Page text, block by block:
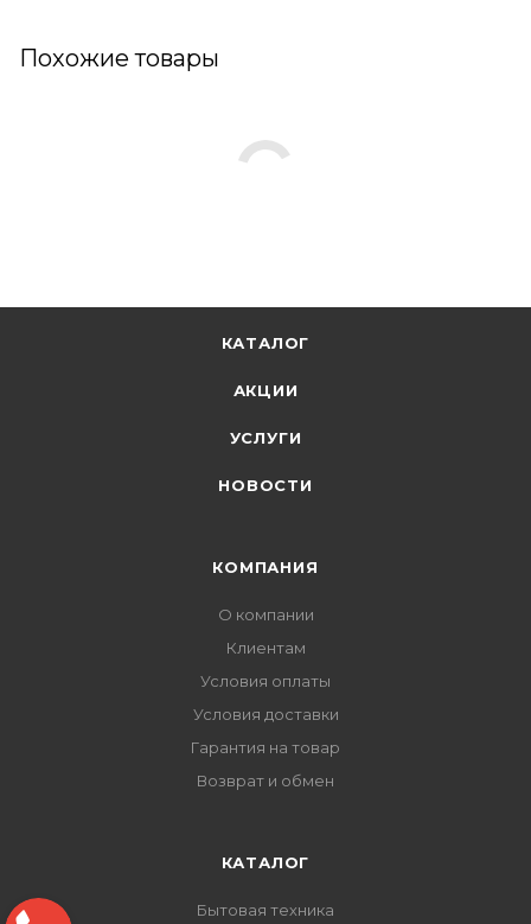
Похожие товары
КАТАЛОГ
АКЦИИ
УСЛУГИ
НОВОСТИ
КОМПАНИЯ
О компании
Клиентам
Условия оплаты
Условия доставки
Гарантия на товар
Возврат и обмен
КАТАЛОГ
Бытовая техника